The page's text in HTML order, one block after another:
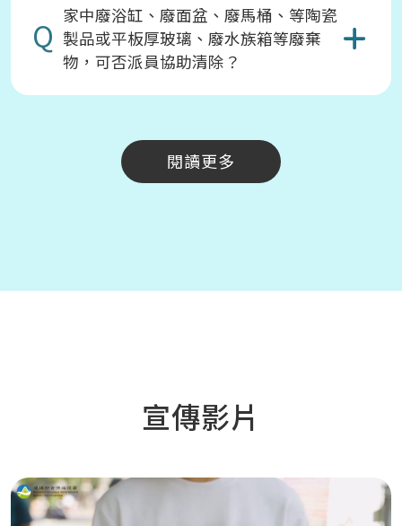
Q 家中廢浴缸、廢面盆、廢馬桶、等陶瓷
製品或平板厚玻璃、廢水族箱等廢棄
物，可否派員協助清除？
閱讀更多
宣傳影片